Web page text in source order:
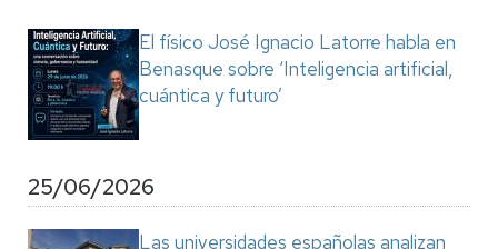
El físico José Ignacio Latorre habla en
Benasque sobre ‘Inteligencia artificial,
cuántica y futuro’
25/06/2026
Las universidades españolas analizan